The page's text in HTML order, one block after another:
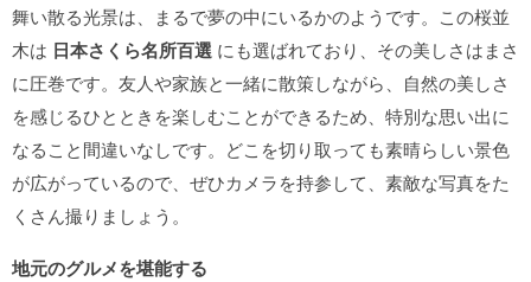
舞い散る光景は、まるで夢の中にいるかのようです。この桜並
木は 日本さくら名所百選 にも選ばれており、その美しさはまさ
に圧巻です。友人や家族と一緒に散策しながら、自然の美しさ
を感じるひとときを楽しむことができるため、特別な思い出に
なること間違いなしです。どこを切り取っても素晴らしい景色
が広がっているので、ぜひカメラを持参して、素敵な写真をた
くさん撮りましょう。
地元のグルメを堪能する